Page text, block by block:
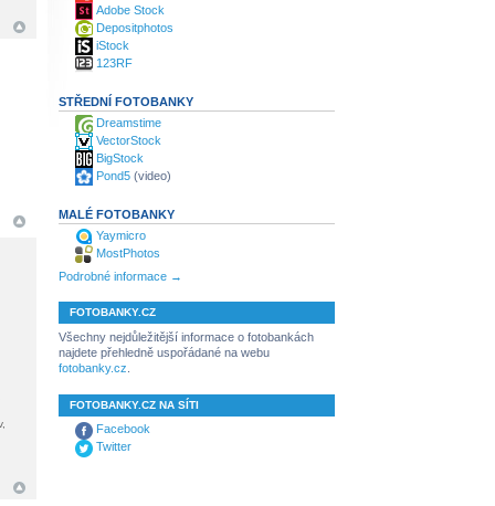
Adobe Stock
Depositphotos
iStock
123RF
STŘEDNÍ FOTOBANKY
Dreamstime
VectorStock
BigStock
Pond5 (video)
MALÉ FOTOBANKY
Yaymicro
MostPhotos
Podrobné informace →
FOTOBANKY.CZ
Všechny nejdůležitější informace o fotobankách
najdete přehledně uspořádané na webu
fotobanky.cz
FOTOBANKY.CZ NA SÍTI
Facebook
Twitter